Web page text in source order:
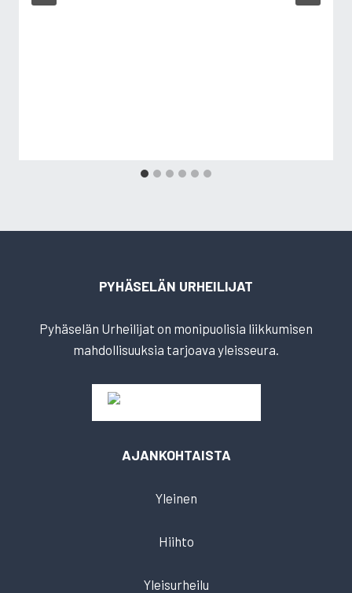
PYHÄSELÄN URHEILIJAT
Pyhäselän Urheilijat on monipuolisia liikkumisen
mahdollisuuksia tarjoava yleisseura.
AJANKOHTAISTA
Yleinen
Hiihto
Yleisurheilu